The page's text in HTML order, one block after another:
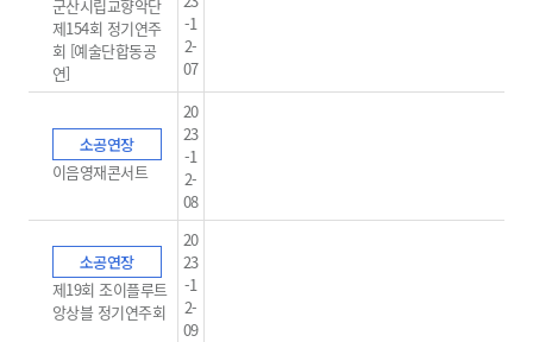
군산시립교향악단
제154회 정기연주
회 [예술단합동공
연]
-1
2-
07
소공연장
이음영재콘서트
20
23
-1
2-
08
소공연장
제19회 조이플루트
앙상블 정기연주회
20
23
-1
2-
09